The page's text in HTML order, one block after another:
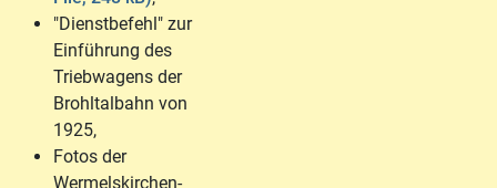
"Dienstbefehl" zur
Einführung des
Triebwagens der
Brohltalbahn von
1925,
Fotos der
Wermelskirchen-